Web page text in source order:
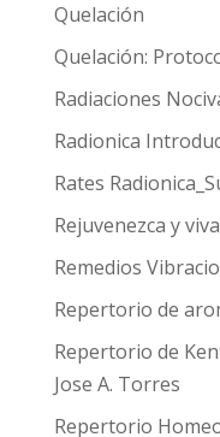
Quelación
Quelación:
Radiaciones
Radionica
Rates
Rejuvenezca y
Remedios
Repertorio de
Repertorio de
Jose A. Torres
Repertorio